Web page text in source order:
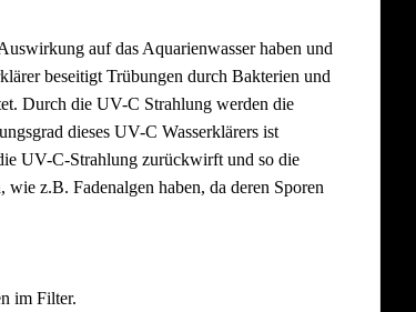
auf das Aquarienwasser haben und
beseitigt Trübungen durch Bakterien und
Durch die UV-C Strahlung werden die
dieses UV-C Wasserklärers ist
UV-C-Strahlung zurückwirft und so die
z.B. Fadenalgen haben, da deren Sporen
im Filter.